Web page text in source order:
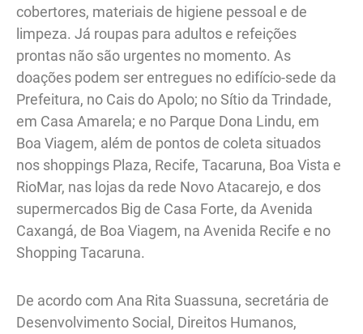
cobertores, materiais de higiene pessoal e de
limpeza. Já roupas para adultos e refeições
prontas não são urgentes no momento. As
doações podem ser entregues no edifício-sede da
Prefeitura, no Cais do Apolo; no Sítio da Trindade,
em Casa Amarela; e no Parque Dona Lindu, em
Boa Viagem, além de pontos de coleta situados
nos shoppings Plaza, Recife, Tacaruna, Boa Vista e
RioMar, nas lojas da rede Novo Atacarejo, e dos
supermercados Big de Casa Forte, da Avenida
Caxangá, de Boa Viagem, na Avenida Recife e no
Shopping Tacaruna.
De acordo com Ana Rita Suassuna, secretária de
Desenvolvimento Social, Direitos Humanos,